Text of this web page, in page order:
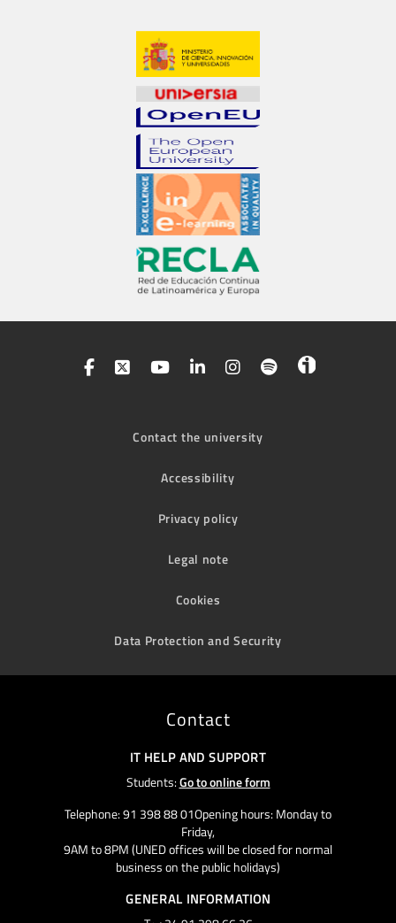
Contact the university
Accessibility
Privacy policy
Legal note
Cookies
Data Protection and Security
Contact
IT HELP AND SUPPORT
Students:Go to online form
Telephone: 91 398 88 01Opening hours: Monday to
Friday,
9AM to 8PM (UNED offices will be closed for normal
business on the public holidays)
GENERAL INFORMATION